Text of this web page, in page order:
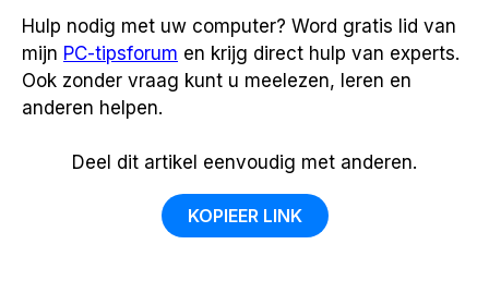
Hulp nodig met uw computer? Word gratis lid van
mijn PC-tipsforum en krijg direct hulp van experts.
Ook zonder vraag kunt u meelezen, leren en
anderen helpen.
Deel dit artikel eenvoudig met anderen.
KOPIEER LINK